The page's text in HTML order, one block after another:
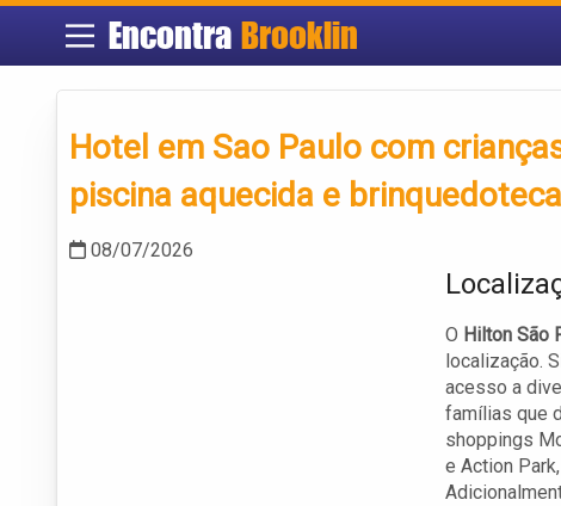
Encontra Brooklin
Hotel em Sao Paulo com
piscina aquecida e
08/07/2026
O Hilton São
localização.
acesso a
famílias que
shoppings
e Action